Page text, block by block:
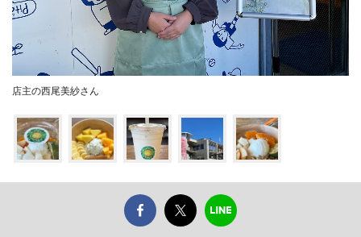
店主の西尾美紗さん